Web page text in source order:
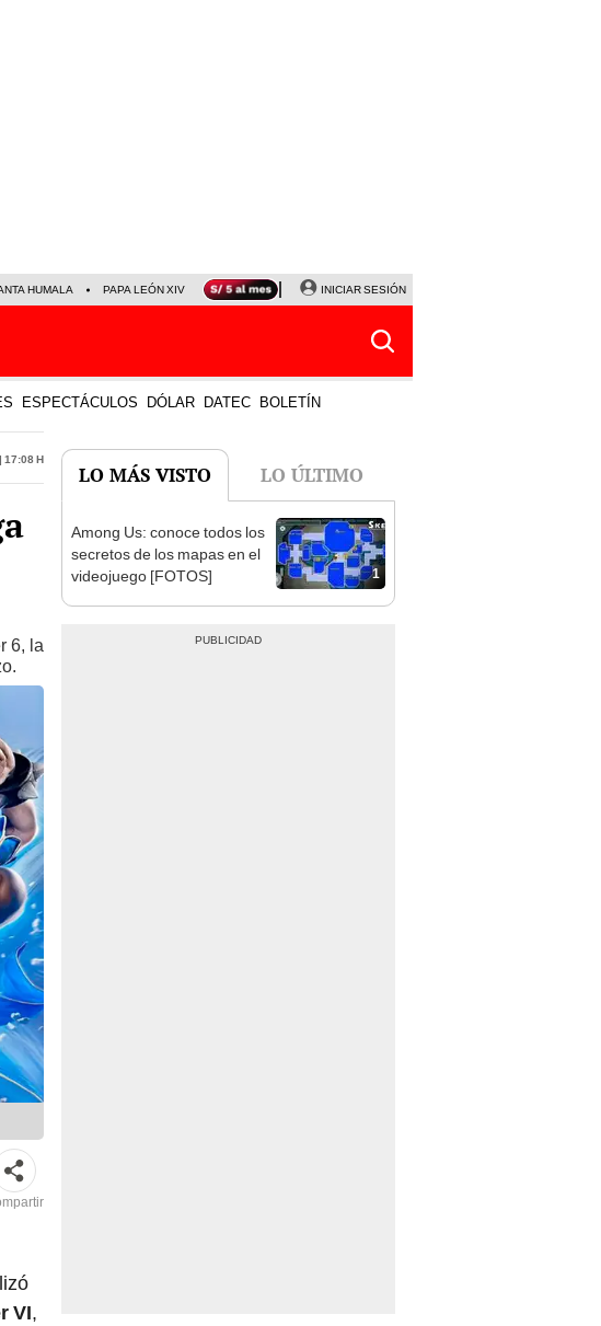
HUMALA PAPA LEÓN XIV NALDY SALDAÑA LA BELLA LUZ
INICIAR SESIÓN
ESPECTÁCULOS DÓLAR DATEC BOLETÍN
17:08 h
6, la
VI,
LO MÁS VISTO LO ÚLTIMO
1
Among Us: conoce todos los
secretos de los mapas en el
videojuego [FOTOS]